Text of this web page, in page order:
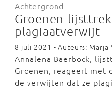
Achtergrond
Groenen-
plagiaatverwijt
8 juli 2021 - Auteurs:
Annalena Baerbock,
Groenen, reageert met
de verwijten dat ze